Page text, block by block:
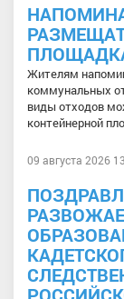
Жителям
коммунальных
виды отходов
контейнерной
09 августа 2026